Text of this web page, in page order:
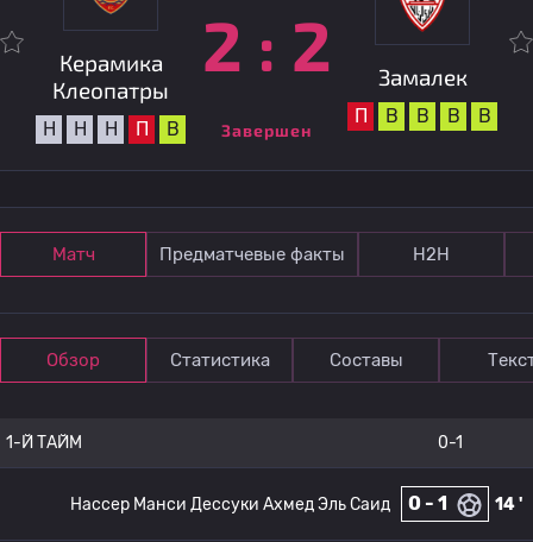
Керамика
Клеопатры
Н Н Н П В
2 : 2
Завершен
Замалек
П В В В В
Матч Предматчевые факты Н2Н
Обзор Статистика Составы
1-Й ТАЙМ 0-1
14 '
0 - 1
Нассер Манси Дессуки Ахмед Эль Саид